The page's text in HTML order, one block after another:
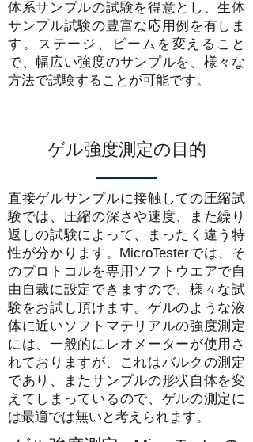
体系サンプルの試験を得意とし、生体
サンプル試験の豊富な応用例を有しま
す。ステージ、ビームを変えること
で、幅広い強度のサンプルを、様々な
方法で試験することが可能です。
ゲル強度測定の目的
直接ゲルサンプルに接触しての圧縮試
験では、圧縮の深さや速度、また繰り
返しの試験によって、まったく違う特
性が分かります。​MicroTesterでは、そ
のプロトコルを専用ソフトウエアで自
由自裁に設定できますので、様々な試
験をお試し頂けます。ゲルのような液
体に近いソフトマテリアルの強度測定
には、一般的にレオメーターが使用さ
れておりますが、これはバルクの測定
であり、またサンプルの形状自体を変
えてしまっているので、ゲルの測定に
は最適では無いと考えられます。